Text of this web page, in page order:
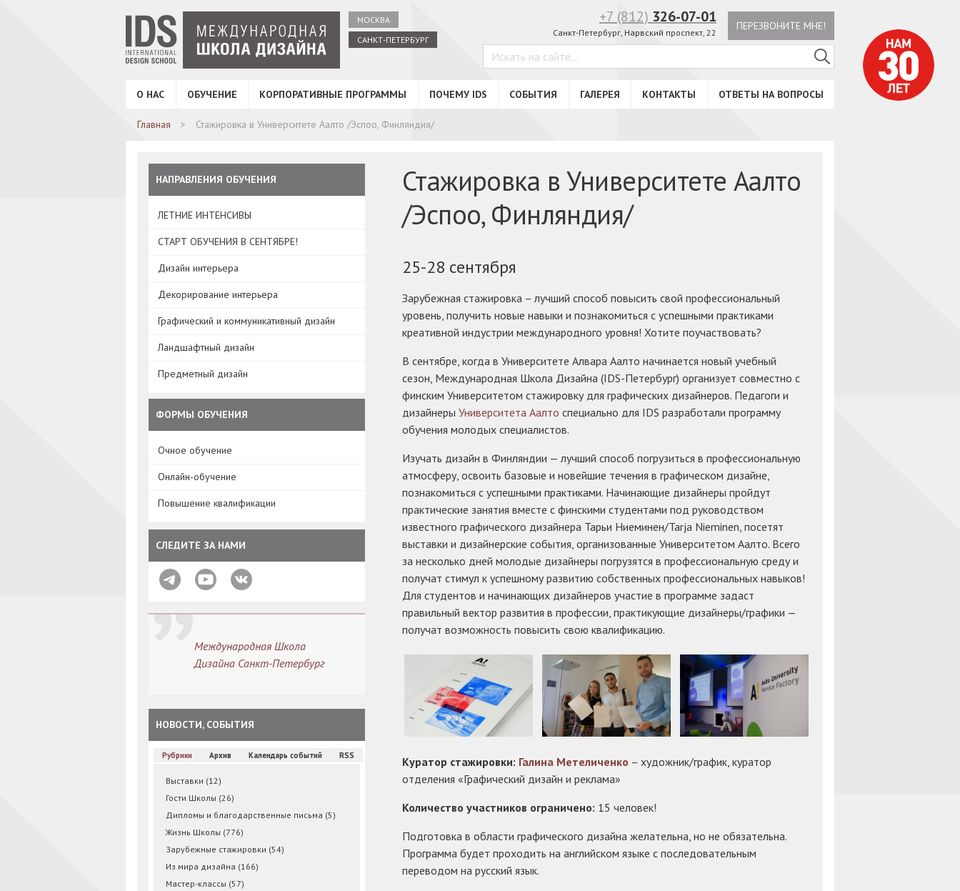
МОСКВА
САНКТ-ПЕТЕРБУРГ
ПЕРЕЗВОНИТЕ МНЕ!
+7 (812) 326-07-01
Санкт-Петербург, Нарвский проспект, 22
О НАС ОБУЧЕНИЕ КОРПОРАТИВНЫЕ ПРОГРАММЫ ПОЧЕМУ IDS СОБЫТИЯ ГАЛЕРЕЯ КОНТАКТЫ ОТВЕТЫ НА ВОПРОСЫ
Главная Стажировка в Университете Аалто /Эспоо, Финляндия/
НАПРАВЛЕНИЯ ОБУЧЕНИЯ
ЛЕТНИЕ ИНТЕНСИВЫ
СТАРТ ОБУЧЕНИЯ В СЕНТЯБРЕ!
Дизайн интерьера
Декорирование интерьера
Графический и коммуникативный дизайн
Ландшафтный дизайн
Предметный дизайн
ФОРМЫ ОБУЧЕНИЯ
Очное обучение
Онлайн-обучение
Повышение квалификации
СЛЕДИТЕ ЗА НАМИ
Международная Школа
Дизайна Санкт-Петербург
НОВОСТИ, СОБЫТИЯ
Рубрики Архив Календарь событий RSS
Выставки (12)
Гости Школы (26)
Дипломы и благодарственные письма (5)
Жизнь Школы (776)
Зарубежные стажировки (54)
Из мира дизайна (166)
Мастер-классы (57)
Стажировка в Университете Аалто
/Эспоо, Финляндия/
25-28 сентября
Зарубежная стажировка – лучший способ повысить свой профессиональный
уровень, получить новые навыки и познакомиться с успешными практиками
креативной индустрии международного уровня! Хотите поучаствовать?
В сентябре, когда в Университете Алвара Аалто начинается новый учебный
сезон, Международная Школа Дизайна (IDS-Петербург) организует совместно с
финским Университетом стажировку для графических дизайнеров. Педагоги и
дизайнеры Университета Аалто специально для IDS разработали программу
обучения молодых специалистов.
Изучать дизайн в Финляндии — лучший способ погрузиться в профессиональную
атмосферу, освоить базовые и новейшие течения в графическом дизайне,
познакомиться с успешными практиками. Начинающие дизайнеры пройдут
практические занятия вместе с финскими студентами под руководством
известного графического дизайнера Тарьи Ниеминен/Tarja Nieminen, посетят
выставки и дизайнерские события, организованные Университетом Аалто. Всего
за несколько дней молодые дизайнеры погрузятся в профессиональную среду и
получат стимул к успешному развитию собственных профессиональных навыков!
Для студентов и начинающих дизайнеров участие в программе задаст
правильный вектор развития в профессии, практикующие дизайнеры/графики —
получат возможность повысить свою квалификацию.
Куратор стажировки: Галина Метеличенко – художник/график, куратор
отделения «Графический дизайн и реклама»
Количество участников ограничено: 15 человек!
Подготовка в области графического дизайна желательна, но не обязательна.
Программа будет проходить на английском языке с последовательным
переводом на русский язык.